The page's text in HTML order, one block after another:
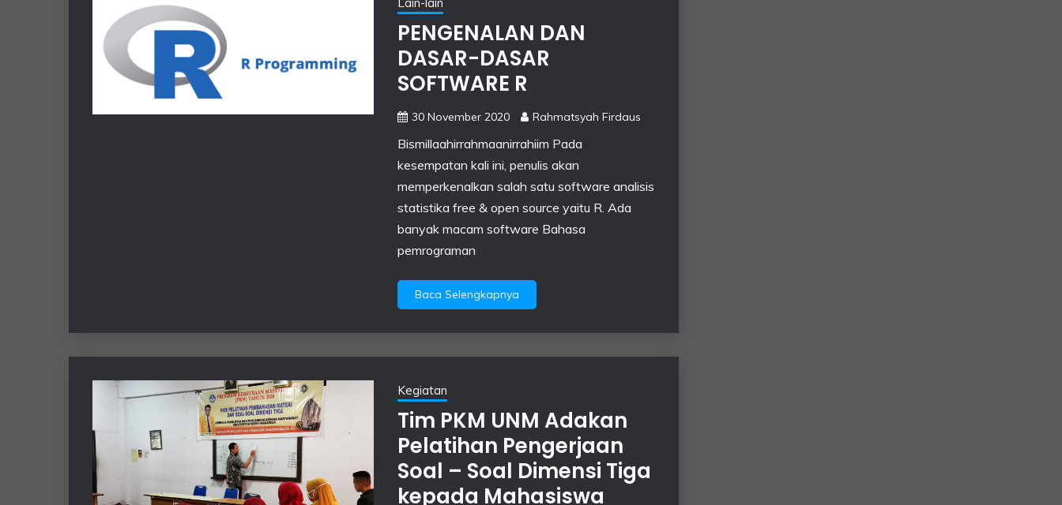
PENGENALAN DAN
DASAR-DASAR
SOFTWARE R
30 November 2020 Rahmatsyah Firdaus
Bismillaahirrahmaanirrahiim Pada
kesempatan kali ini, penulis akan
memperkenalkan salah satu software analisis
statistika free & open source yaitu R. Ada
banyak macam software Bahasa
pemrograman
Baca Selengkapnya
Kegiatan
Tim PKM UNM Adakan
Pelatihan Pengerjaan
Soal – Soal Dimensi Tiga
kepada Mahasiswa